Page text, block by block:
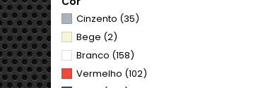
ALPINESTARS(19)
ALPINESTARS
ALPINESTARS
ALPINESTARS CRIANÇA
S/M(61)
XS/S(3)
M/L(6)
XL/XXL(6)
Cinzento (35)
Bege (2)
Branco (158)
Vermelho (102)